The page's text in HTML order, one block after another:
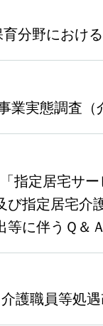
分野にお
業実態調査
指定居宅サ
指定居宅
に伴うＱ＆
護職員等処